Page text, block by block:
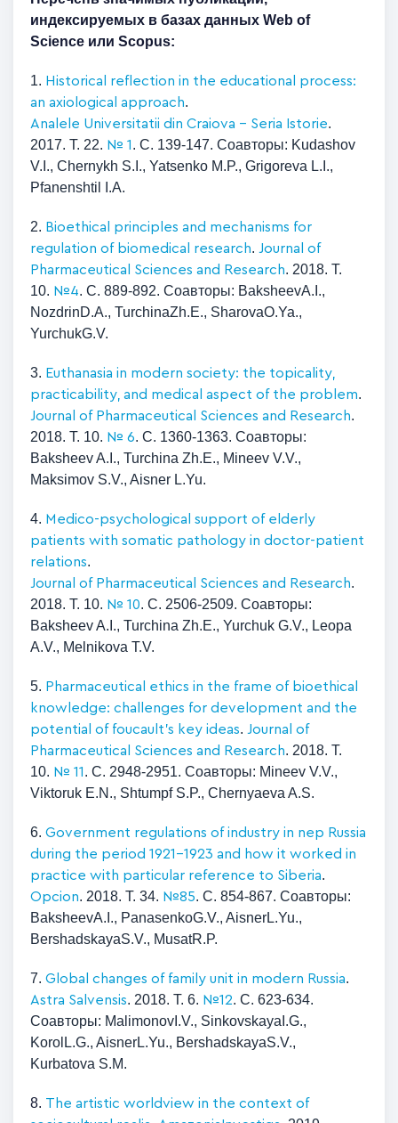
индексируемых в базах данных Web of
Science или Scopus:
1. Historical reflection in the educational process:
an axiological approach.
Analele Universitatii din Craiova - Seria Istorie.
2017. Т. 22. № 1 . С. 139-147. Соавторы: Kudashov
V.I., Chernykh S.I., Yatsenko M.P., Grigoreva L.I.,
Pfanenshtil I.A.
2. Bioethical principles and mechanisms for
regulation of biomedical research. Journal of
Pharmaceutical Sciences and Research. 2018. Т.
10. №4. С. 889-892. Соавторы: BaksheevA.I.,
NozdrinD.A., TurchinaZh.E., SharovaO.Ya.,
YurchukG.V.
3. Euthanasia in modern society: the topicality,
practicability, and medical aspect of the problem.
Journal of Pharmaceutical Sciences and Research.
2018. Т. 10. № 6. С. 1360-1363. Соавторы:
Baksheev A.I., Turchina Zh.E., Mineev V.V.,
Maksimov S.V., Aisner L.Yu.
4. Medico-psychological support of elderly
patients with somatic pathology in doctor-patient
relations.
Journal of Pharmaceutical Sciences and Research.
2018. Т. 10. № 10. С. 2506-2509. Соавторы:
Baksheev A.I., Turchina Zh.E., Yurchuk G.V., Leopa
A.V., Melnikova T.V.
5. Pharmaceutical ethics in the frame of bioethical
knowledge: challenges for development and the
potential of foucault's key ideas. Journal of
Pharmaceutical Sciences and Research. 2018. Т.
10. № 11 . С. 2948-2951. Соавторы: Mineev V.V.,
Viktoruk E.N., Shtumpf S.P., Chernyaeva A.S.
6.Government regulations of industry in nep Russia
during the period 1921-1923 and how it worked in
practice with particular reference to Siberia.
Opcion. 2018. Т. 34. №85. С. 854-867. Соавторы:
BaksheevA.I., PanasenkoG.V., AisnerL.Yu.,
BershadskayaS.V., MusatR.P.
7.Global changes of family unit in modern Russia.
Astra Salvensis. 2018. Т. 6. №12. С. 623-634.
Соавторы: MalimonovI.V., SinkovskayaI.G.,
KorolL.G., AisnerL.Yu., BershadskayaS.V.,
Kurbatova S.M.
8. The artistic worldview in the context of